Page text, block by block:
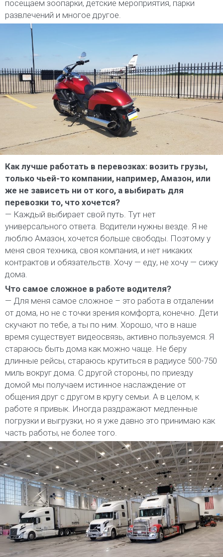
посещаем зоопарки, детские мероприятия, парки
развлечений и многое другое.
Как лучше работать в перевозках: возить грузы,
только чьей-то компании, например, Амазон, или
же не зависеть ни от кого, а выбирать для
перевозки то, что хочется?
— Каждый выбирает свой путь. Тут нет
универсального ответа. Водители нужны везде. Я не
люблю Амазон, хочется больше свободы. Поэтому у
меня своя техника, своя компания, и нет никаких
контрактов и обязательств. Хочу — еду, не хочу — сижу
дома.
Что самое сложное в работе водителя?
— Для меня самое сложное – это работа в отдалении
от дома, но не с точки зрения комфорта, конечно. Дети
скучают по тебе, а ты по ним. Хорошо, что в наше
время существует видеосвязь, активно пользуемся. Я
стараюсь быть дома как можно чаще. Не беру
длинные рейсы, стараюсь крутиться в радиусе 500-750
миль вокруг дома. С другой стороны, по приезду
домой мы получаем истинное наслаждение от
общения друг с другом в кругу семьи. А в целом, к
работе я привык. Иногда раздражают медленные
погрузки и выгрузки, но я уже давно это принимаю как
часть работы, не более того.